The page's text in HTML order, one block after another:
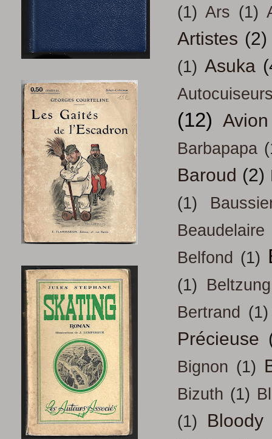
(1) Ars (1)
Artistes (2)
(1) Asuka
(12) Avion
Barbapapa
Baroud (2)
(1)
Beaudelaire
Belfond (1)
(1) Beltzung
Bertrand (1)
Précieuse
Bignon (1)
Bizuth (1)
(1)
Bloody